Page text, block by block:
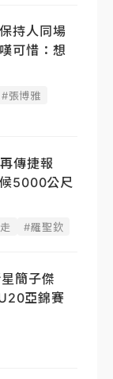
持人同場
可惜：想
#張博雅
傳捷報
5000公尺
#羅聖欽
簡子傑
亞錦賽